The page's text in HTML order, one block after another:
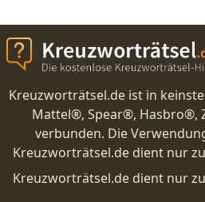
Kreuzworträtsel.de ist in
Mattel®, Spear®, Hasbro®,
verbunden. Die
Kreuzworträtsel.de dient nur
Kreuzworträtsel.de dient nur